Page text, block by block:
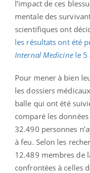
l’impact de ces
mentale des
scientifiques ont
les résultats ont été
Internal Medicinele 5
Pour mener à bien
les dossiers
balle qui ont été
comparé les
32.490 personnes
à feu. Selon les
12.489 membres de
confrontées à celles